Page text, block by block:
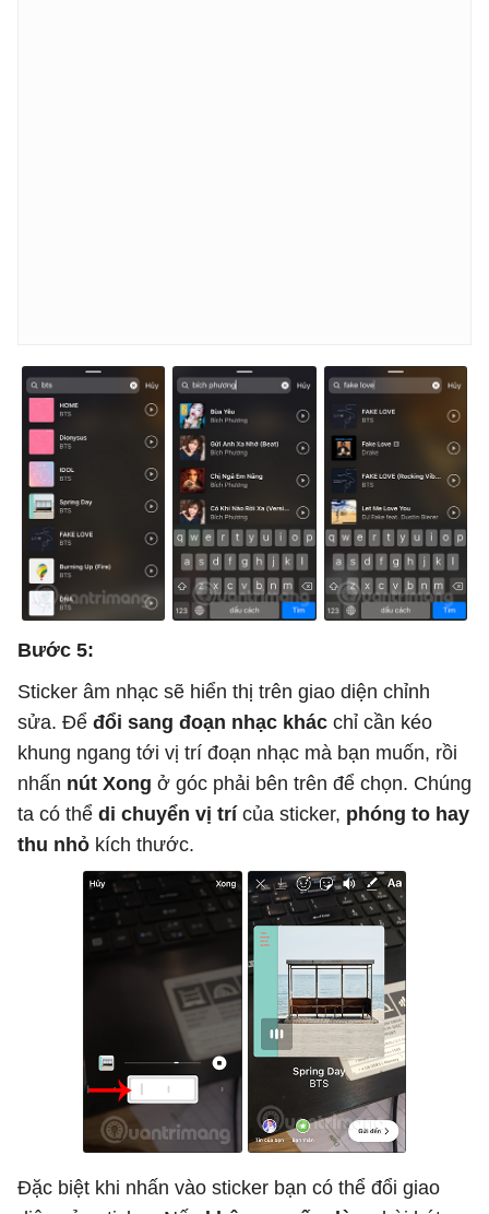
Bước 5:
Sticker âm nhạc sẽ hiển thị trên giao diện chỉnh
sửa. Để đổi sang đoạn nhạc khác chỉ cần kéo
khung ngang tới vị trí đoạn nhạc mà bạn muốn, rồi
nhấn nút Xong ở góc phải bên trên để chọn. Chúng
ta có thể di chuyển vị trí của sticker, phóng to hay
thu nhỏ kích thước.
Đặc biệt khi nhấn vào sticker bạn có thể đổi giao